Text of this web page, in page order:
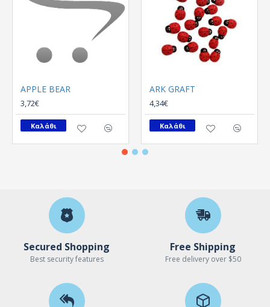
APPLE BEAR
3,72€
Καλάθι
ARK GRAFT
4,34€
Καλάθι
Secured Shopping
Best security features
Free Shipping
Free delivery over $50